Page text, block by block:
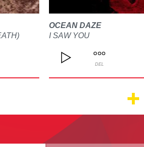
OCEAN DAZE
I SAW YOU
DEL